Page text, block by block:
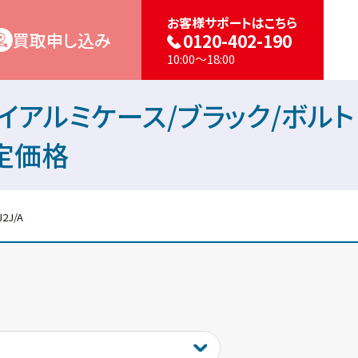
買取申し込み
お客様サポートはこちら
0120-402-190
10:00～18:00
ルミケース/ブラック/ボルト
価格
A